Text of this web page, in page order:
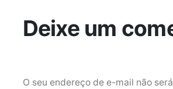
Deixe um
O seu endereço de e-mail não